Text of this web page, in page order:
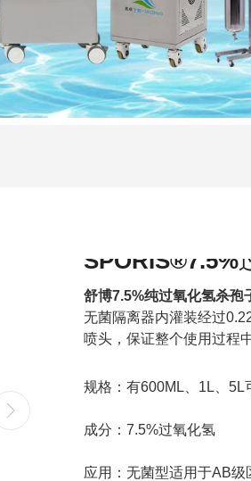
SPORIS®7.5%
舒博7.5%纯过氧化氢杀孢
无菌隔离器内灌装经过
喷头，保证整个使用过程
规格：有600ML、1L、5L
成分：7.5%过氧化氢
应用：无菌型适用于AB